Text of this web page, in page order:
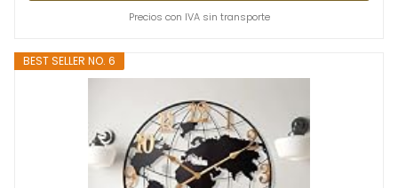
Precios con IVA sin transporte
BEST SELLER NO. 6